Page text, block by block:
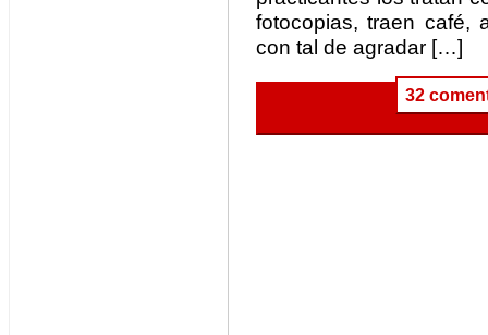
fotocopias, traen café,
con tal de agradar […]
32